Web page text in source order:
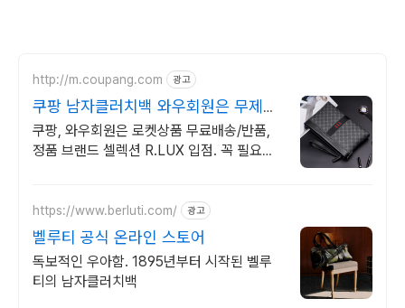
http://m.coupang.com 광고
쿠팡 남자클러치백 와우회원은 무제한
무료배송
쿠팡, 와우회원은 로켓상품 무료배송/반품,
정품 브랜드 셀렉션 R.LUX 입점. 꼭 필요한
https://www.berluti.com/ 광고
벨루티 공식 온라인 스토어
독보적인 우아함. 1895년부터 시작된 벨루
티의 남자클러치백